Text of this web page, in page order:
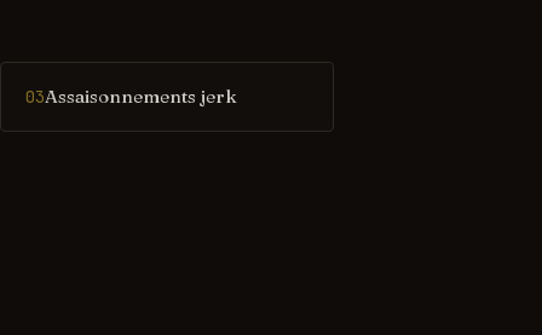
03Assaisonnements jerk